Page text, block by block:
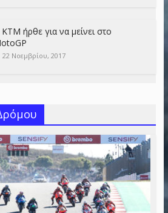
ήρθε για να μείνει στο
22 Νοεμβρίου, 2017